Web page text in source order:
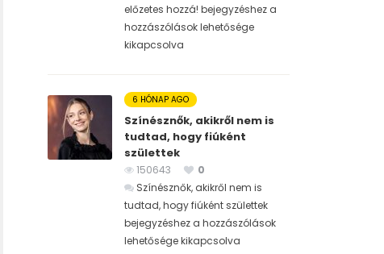
előzetes hozzá! bejegyzéshez a
hozzászólások lehetősége
kikapcsolva
6 HÓNAP AGO
Színésznők, akikről nem is
tudtad, hogy fiúként
születtek
150643
0
Színésznők, akikről nem is
tudtad, hogy fiúként születtek
bejegyzéshez a hozzászólások
lehetősége kikapcsolva